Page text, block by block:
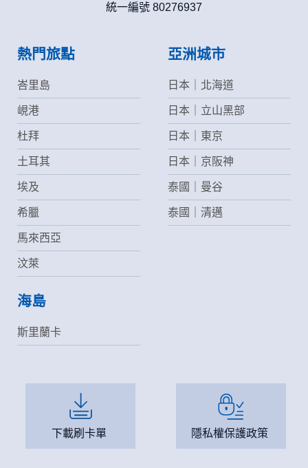
統一編號 80276937
熱門旅點
峇里島
峴港
杜拜
土耳其
埃及
希臘
馬來西亞
汶萊
亞洲城市
日本｜北海道
日本｜立山黑部
日本｜東京
日本｜京阪神
泰國｜曼谷
泰國｜清邁
海島
斯里蘭卡
下載刷卡單 隱私權保護政策